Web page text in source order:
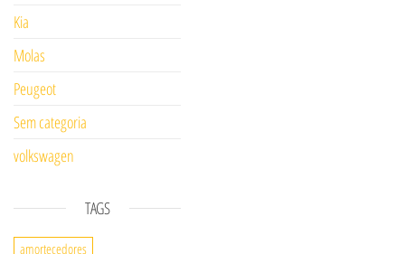
Kia
Molas
Peugeot
Sem categoria
volkswagen
TAGS
amortecedores